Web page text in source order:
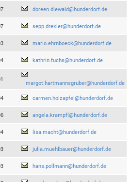
doreen.diewald@hunderdorf.de
sepp.drexler@hunderdorf.de
mario.ehrnboeck@hunderdorf.de
kathrin.fuchs@hunderdorf.de
margot.hartmannsgruber@hunderdorf.de
carmen.holzapfel@hunderdorf.de
angela.krampfl@hunderdorf.de
lisa.macht@hunderdorf.de
julia.muehlbauer@hunderdorf.de
hans.pollmann@hunderdorf.de